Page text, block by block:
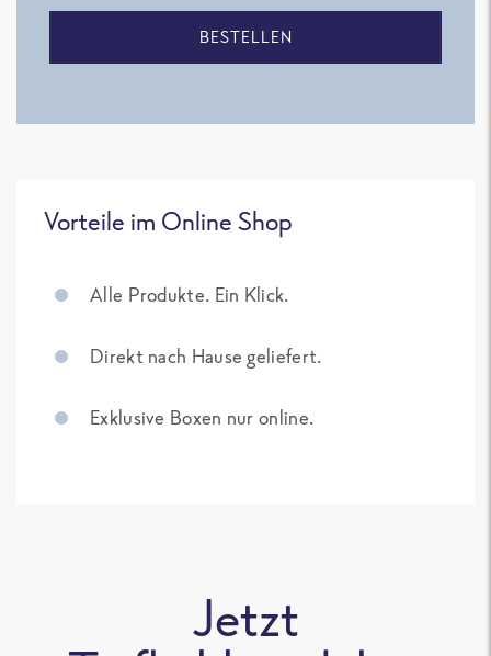
BESTELLEN
Vorteile im Online Shop
Alle Produkte. Ein Klick.
Direkt nach Hause geliefert.
Exklusive Boxen nur online.
Jetzt